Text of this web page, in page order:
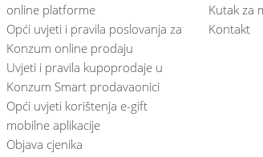
online platforme
Opći uvjeti i pravila poslovanja za
Konzum online prodaju
Uvjeti i pravila kupoprodaje u
Konzum Smart prodavaonici
Opći uvjeti korištenja e-gift
mobilne aplikacije
Objava cjenika
Kutak za
Kontakt